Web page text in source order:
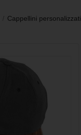
Cappellini personalizzati